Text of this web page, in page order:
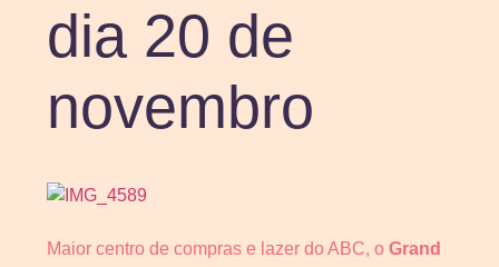
dia 20 de
novembro
Maior centro de compras e lazer do ABC, o Grand